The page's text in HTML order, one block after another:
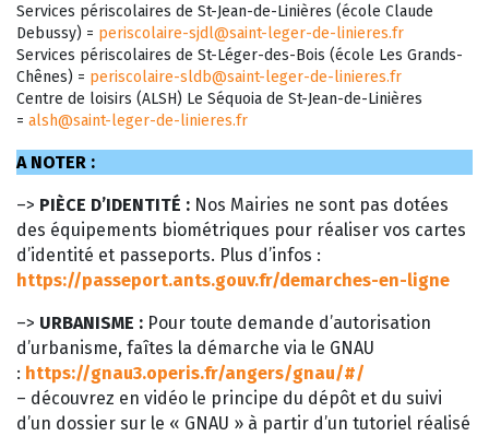
Services périscolaires de St-Jean-de-Linières (école Claude
Debussy) = periscolaire-sjdl@saint-leger-de-linieres.fr
Services périscolaires de St-Léger-des-Bois (école Les Grands-
Chênes) = periscolaire-sldb@saint-leger-de-linieres.fr
Centre de loisirs (ALSH) Le Séquoia de St-Jean-de-Linières
= alsh@saint-leger-de-linieres.fr
A NOTER :
–> PIÈCE D’IDENTITÉ : Nos Mairies ne sont pas dotées
des équipements biométriques pour réaliser vos cartes
d’identité et passeports. Plus d’infos :
https://passeport.ants.gouv.fr/demarches-en-ligne
–> URBANISME : Pour toute demande d’autorisation
d’urbanisme, faîtes la démarche via le GNAU
: https://gnau3.operis.fr/angers/gnau/#/
– découvrez en vidéo le principe du dépôt et du suivi
d’un dossier sur le « GNAU » à partir d’un tutoriel réalisé